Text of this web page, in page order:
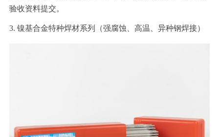
验收资料提交。
3. 镍基合金特种焊材系列（强腐蚀、高温、异种钢焊接）